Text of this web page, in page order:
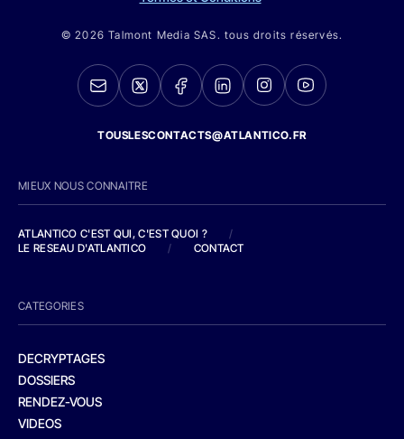
© 2026 Talmont Media SAS. tous droits réservés.
TOUSLESCONTACTS@ATLANTICO.FR
MIEUX NOUS CONNAITRE
ATLANTICO C'EST QUI, C'EST QUOI ?
/
LE RESEAU D'ATLANTICO
/ CONTACT
CATEGORIES
DECRYPTAGES
DOSSIERS
RENDEZ-VOUS
VIDEOS